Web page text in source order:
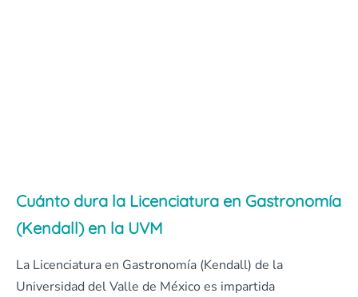
Cuánto dura la Licenciatura en Gastronomía
(Kendall) en la UVM
La Licenciatura en Gastronomía (Kendall) de la
Universidad del Valle de México es impartida